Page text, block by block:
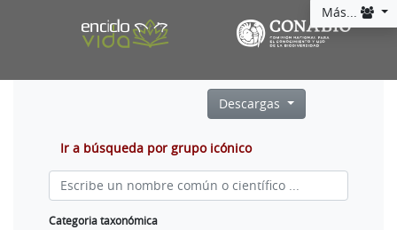
Más...
Descargas
Ir a búsqueda por grupo icónico
Categoria taxonómica